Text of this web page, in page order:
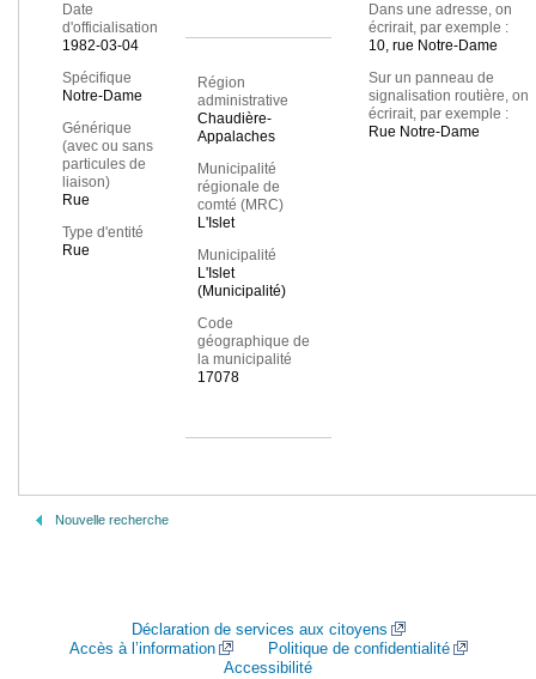
Date
d'officialisation
1982-03-04
Spécifique
Notre-Dame
Générique
(avec ou sans
particules de
liaison)
Rue
Type d'entité
Rue
Région
administrative
Chaudière-
Appalaches
Municipalité
régionale de
comté (MRC)
L'Islet
Municipalité
L'Islet
(Municipalité)
Code
géographique de
la municipalité
17078
Dans une adresse, on
écrirait, par exemple :
10, rue Notre-Dame
Sur un panneau de
signalisation routière, on
écrirait, par exemple :
Rue Notre-Dame
Nouvelle recherche
Déclaration de services aux citoyens
Accès à l’information
Politique de confidentialité
Accessibilité